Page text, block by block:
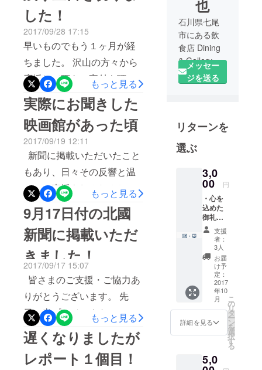
たくなります（笑） ドキュ
メンタリーや、ファンタ
ジー、邦画や、洋画。 沢山
面白そうな物がある中楽し
い時間と、充実感をご提供
できるように頑張ります！
何卒よろしくお願いいたし
ます！！！
した！
2017/09/28 17:15
早いものでもう１ヶ月が経
ちました。 沢山の方々から
応援して頂き、寄付も頂き
ありがとうございます！！
あと三日、ラストスパート
でお声かけさせていただき
ます！ ご迷惑かと思います
がよろしくお願いします！
このプロジェクトを企画し
て、七尾にもこんなに沢山
映画を見たいという想いを
持っている方々が居ると知
りました。 田舎にもっと、
文化的な娯楽を、皆が楽し
める空間を、夜の電灯が明
るくなるのではなく、夜の
伝統が明るくなるように頑
張ります！もっと沢山の人
が夜歩き回り賑やかになっ
て欲しいです！ 応援よろし
もっと見る
実際にお聞きした
映画館があった頃
2017/09/19 12:11
新聞に掲載いただいたこと
もあり、日々その反響と温
かいご声援をしみじみと感
じています。 そして昨晩は
お店で嬉しいひと時があり
ました。 ご来店いただいた
地元のお客様がそれぞれに
今回のプロジェクトに共感
くださり、昔の映画館が
あった頃を懐かしみ、貴重
なお話しを聞かせていただ
きました。 ある方は、
「私らの小さい頃は一人で
もっと見る
9月17日付の北國
新聞に掲載いただ
きました！
2017/09/17 15:07
皆さまのご支援・ご協力あ
りがとうございます。 先
日、当プロジェクトについ
て北國新聞社様の取材が行
われまして本日付の朝刊に
て掲載をいただきました！
もっと見る
遅くなりましたが
レポート１個目！
也
石川県七尾
市にある飲
食店 Dining
& Gallery
ICOUを一家
と共に営ん
メッセー
ジを送る
リターンを
選ぶ
3,0
00 円
・心を
込めた
御礼の
メッ
セージ
カード
をお送
りさせ
ていた
だきま
す。 ・
今回新
たに立
ち上げ
る予定
のHPに
者とし
てのク
支援
者：
3人
お届
け予
定：
2017
年10
月
詳細を見る
こ
の
リ
タ
ー
ン
を
選
択
す
る
5,0